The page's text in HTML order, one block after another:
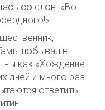
со слов: «Во
побывал в
как «Хождение
дней и много раз
ответить